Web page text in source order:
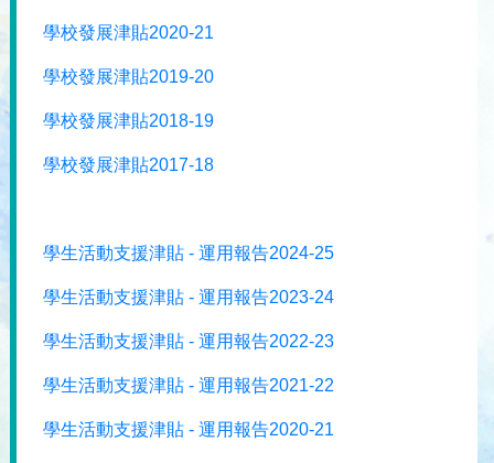
學校發展津貼2020-21
學校發展津貼2019-20
學校發展津貼2018-19
學校發展津貼2017-18
學生活動支援津貼 - 運用報告2024-25
學生活動支援津貼 - 運用報告2023-24
學生活動支援津貼 - 運用報告2022-23
學生活動支援津貼 - 運用報告2021-22
學生活動支援津貼 - 運用報告2020-21